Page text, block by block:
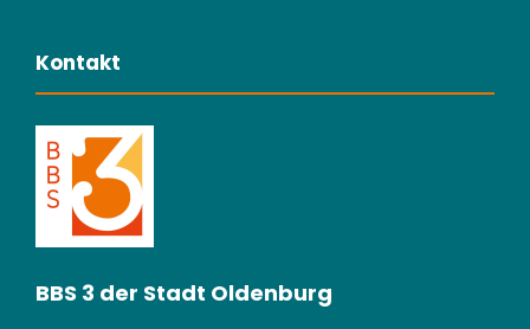
Kontakt
BBS 3 der Stadt Oldenburg